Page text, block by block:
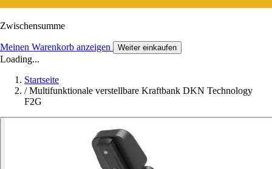
Zwischensumme
Meinen Warenkorb anzeigen Weiter einkaufen
Loading...
Startseite
/ Multifunktionale verstellbare Kraftbank DKN Technology
F2G